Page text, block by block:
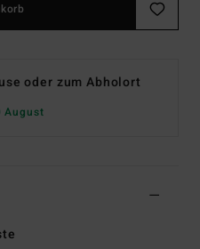
oder zum Abholort
August